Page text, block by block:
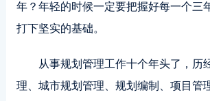
年？年轻的时候一定要把握好每一个三
打下坚实的基础。
从事规划管理工作十个年头了，历
理、城市规划管理、规划编制、项目管